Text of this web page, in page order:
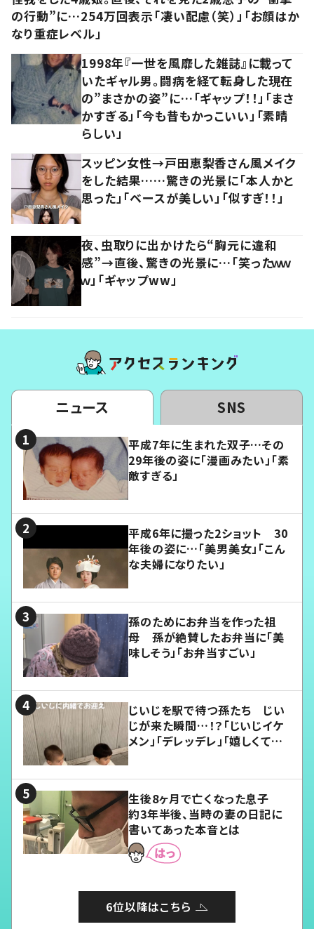
の行動”に…254万回表示「凄い配慮（笑）」「お顔はか
なり重症レベル」
1998年『一世を風靡した雑誌』に載って
いたギャル男。闘病を経て転身した現在
の”まさかの姿”に…「ギャップ！！」「まさ
かすぎる」「今も昔もかっこいい」「素晴
らしい」
スッピン女性→戸田恵梨香さん風メイク
をした結果……驚きの光景に「本人かと
思った」「ベースが美しい」「似すぎ！！」
夜、虫取りに出かけたら“胸元に違和
感”→直後、驚きの光景に…「笑ったｗｗ
ｗ」「ギャップww」
ニュース SNS
平成7年に生まれた双子…その
29年後の姿に「漫画みたい」「素
敵すぎる」
平成6年に撮った2ショット 30
年後の姿に…「美男美女」「こん
な夫婦になりたい」
孫のためにお弁当を作った祖
母 孫が絶賛したお弁当に「美
味しそう」「お弁当すごい」
じいじを駅で待つ孫たち じい
じが来た瞬間…！？「じいじイケ
メン」「デレッデレ」「嬉しくて可
生後8ヶ月で亡くなった息子
約3年半後、当時の妻の日記に
書いてあった本音とは
6位以降はこちら